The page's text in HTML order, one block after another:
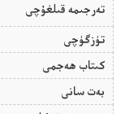
تەرجىمە قىلغۇچى
تۈزگۈچى
كىتاب ھەجمى
بەت سانى